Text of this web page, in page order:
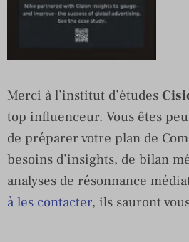
Merci à l’institut d’études
top influenceur. Vous êtes
de préparer votre plan de
besoins d’insights, de bilan
analyses de résonnance
à les contacter, ils sauront